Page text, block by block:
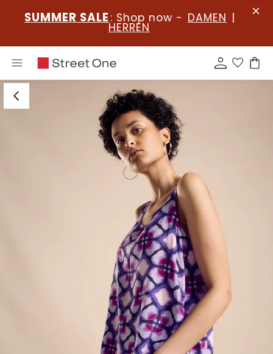
SUMMER SALE : Shop now - DAMEN |
HERREN